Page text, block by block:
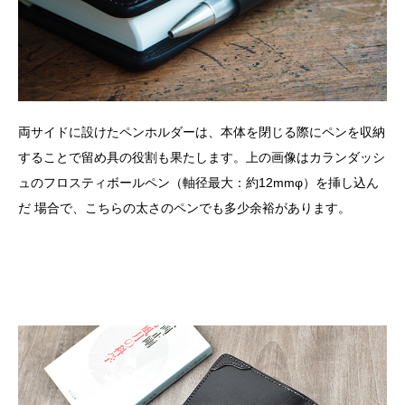
両サイドに設けたペンホルダーは、本体を閉じる際にペンを収納
することで留め具の役割も果たします。上の画像はカランダッシ
ュのフロスティボールペン（軸径最大：約12mmφ）を挿し込ん
だ 場合で、こちらの太さのペンでも多少余裕があります。